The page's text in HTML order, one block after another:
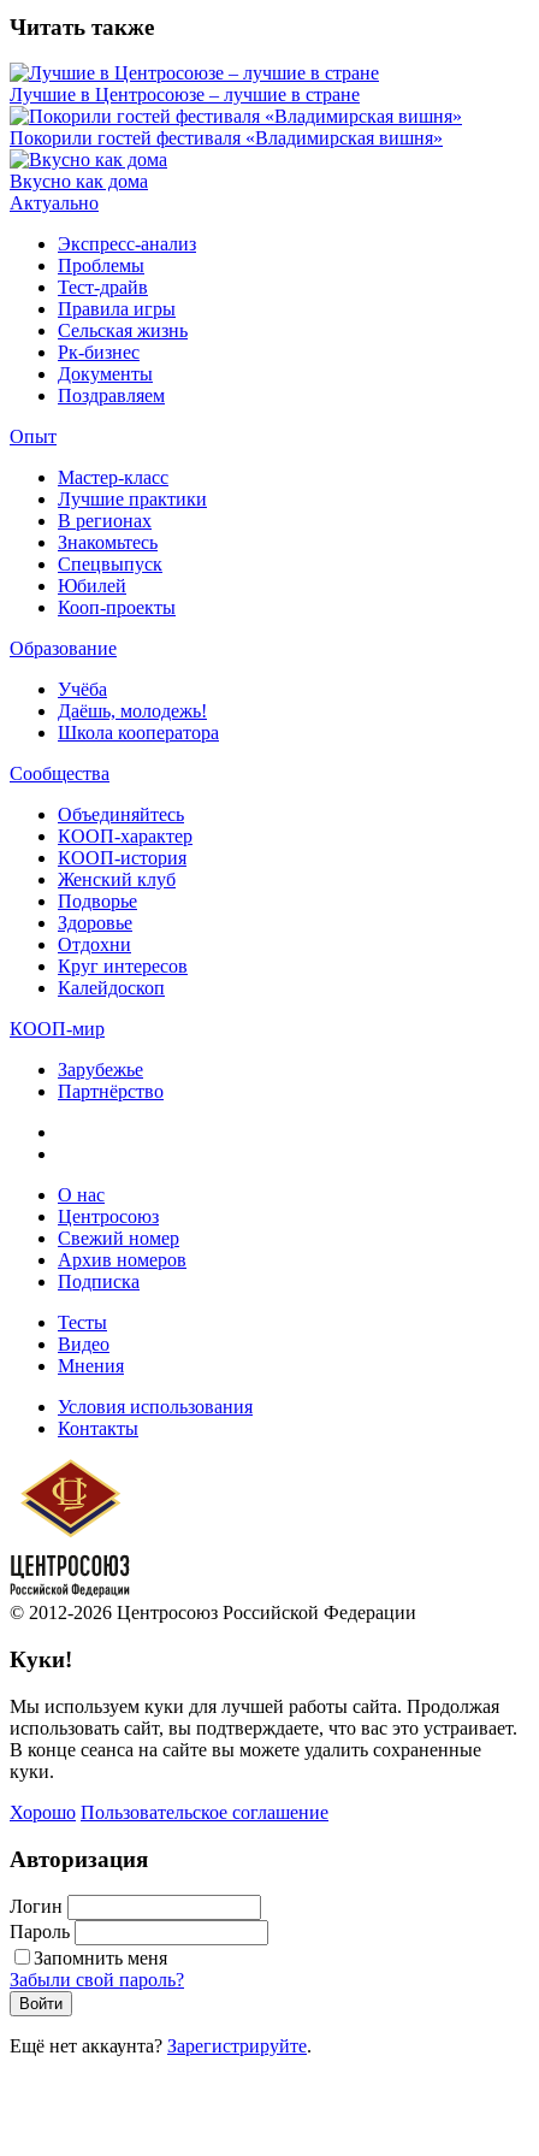
Читать также
Лучшие в Центросоюзе – лучшие в стране
Покорили гостей фестиваля «Владимирская вишня»
Вкусно как дома
Актуально
Экспресс-анализ
Проблемы
Тест-драйв
Правила игры
Сельская жизнь
Рк-бизнес
Документы
Поздравляем
Опыт
Мастер-класс
Лучшие практики
В регионах
Знакомьтесь
Спецвыпуск
Юбилей
Кооп-проекты
Образование
Учёба
Даёшь, молодежь!
Школа кооператора
Сообщества
Объединяйтесь
КООП-характер
КООП-история
Женский клуб
Подворье
Здоровье
Отдохни
Круг интересов
Калейдоскоп
КООП-мир
Зарубежье
Партнёрство
О нас
Центросоюз
Свежий номер
Архив номеров
Подписка
Тесты
Видео
Мнения
Условия использования
Контакты
© 2012-2026 Центросоюз Российской Федерации
Куки!
Мы используем куки для лучшей работы сайта. Продолжая
использовать сайт, вы подтверждаете, что вас это устраивает.
В конце сеанса на сайте вы можете удалить сохраненные
куки.
Хорошо Пользовательское соглашение
Авторизация
Логин
Пароль
Запомнить меня
Забыли свой пароль?
Войти
Ещё нет аккаунта? Зарегистрируйте.